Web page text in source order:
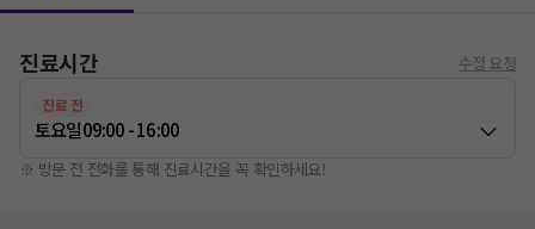
진료시간 수정 요청
진료 전
토요일09:00 - 16:00
※ 방문 전 전화를 통해 진료시간을 꼭 확인하세요!